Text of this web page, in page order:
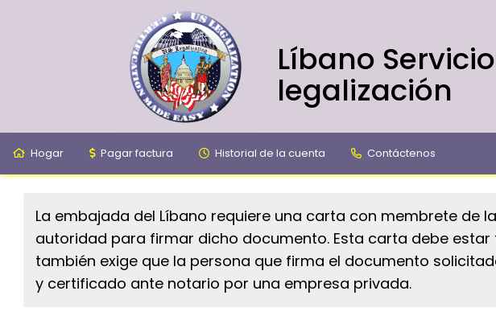
Líbano
legalización
Hogar Pagar factura Historial de la cuenta Contáctenos
La embajada del Líbano requiere una carta con membrete de
autoridad para firmar dicho documento. Esta carta debe
también exige que la persona que firma el documento
y certificado ante notario por una empresa privada.